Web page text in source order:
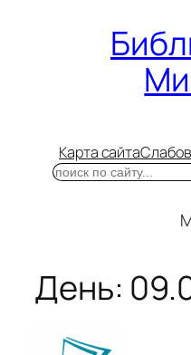
Карта сайта
Поиск
День: